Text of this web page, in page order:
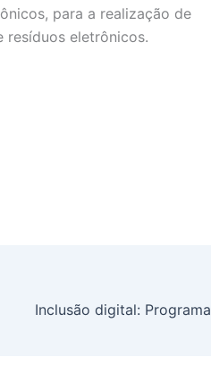
para a realização de
eletrônicos.